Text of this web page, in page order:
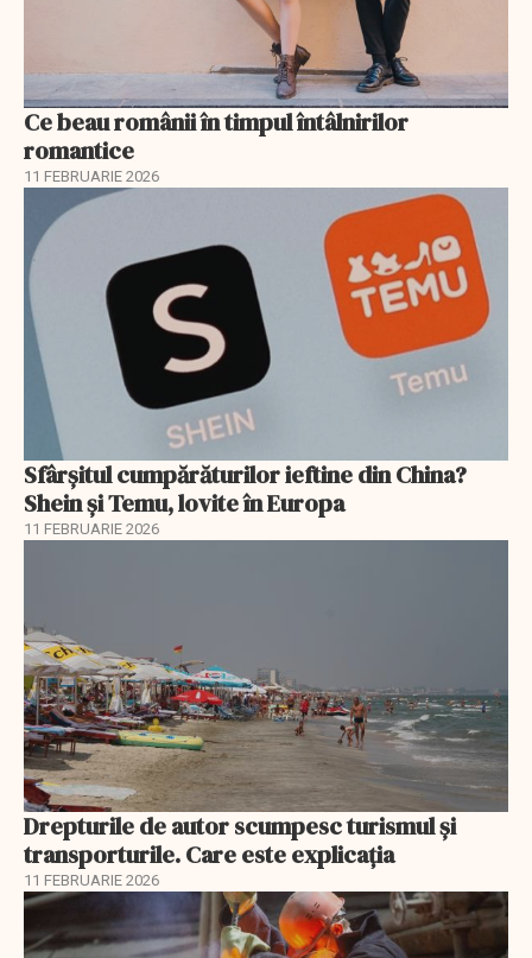
Ce beau românii în timpul întâlnirilor
romantice
11 FEBRUARIE 2026
Sfârșitul cumpărăturilor ieftine din China?
Shein și Temu, lovite în Europa
11 FEBRUARIE 2026
Drepturile de autor scumpesc turismul și
transporturile. Care este explicația
11 FEBRUARIE 2026